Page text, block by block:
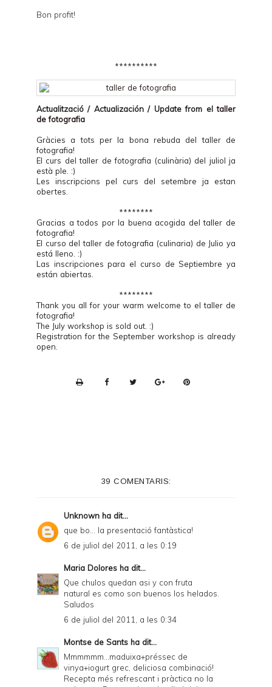
Bon profit!
**********
Actualització / Actualización / Update from eltaller
de fotografia
Gràcies a tots per la bona rebuda del taller de
fotografia!
El curs del taller de fotografia (culinària) del juliol ja
està ple. :)
Les inscripcions pel curs del setembre ja estan
obertes.
********
Gracias a todos por la buena acogida del taller de
fotografia!
El curso del taller de fotografia (culinaria) de Julio ya
está lleno. :)
Las inscripciones para el curso de Septiembre ya
están abiertas.
********
Thank you all for your warm welcome to el taller de
fotografia!
The July workshop is sold out. :)
Registration for the September workshop is already
open.
i
n
d
l
a
n
39 COMENTARIS:
Unknown ha dit...
que bo... la presentació fantàstica!
6 de juliol del 2011, a les 0:19
Maria Dolores ha dit...
Que chulos quedan asi y con fruta
natural es como son buenos los helados.
Saludos
6 de juliol del 2011, a les 0:34
Montse de Sants ha dit...
Mmmmmm...maduixa+préssec de
vinya+iogurt grec, deliciosa combinació!
Recepta més refrescant i pràctica no la